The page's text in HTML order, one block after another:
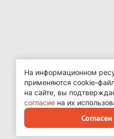
На информационном
применяются cookie-
на сайте, вы
согласие на их
Согласен